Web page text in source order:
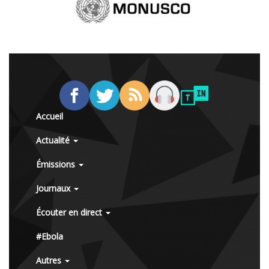
Accueil
Actualité
Émissions
Journaux
Écouter en direct
#Ebola
Autres